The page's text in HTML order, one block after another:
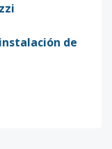
de